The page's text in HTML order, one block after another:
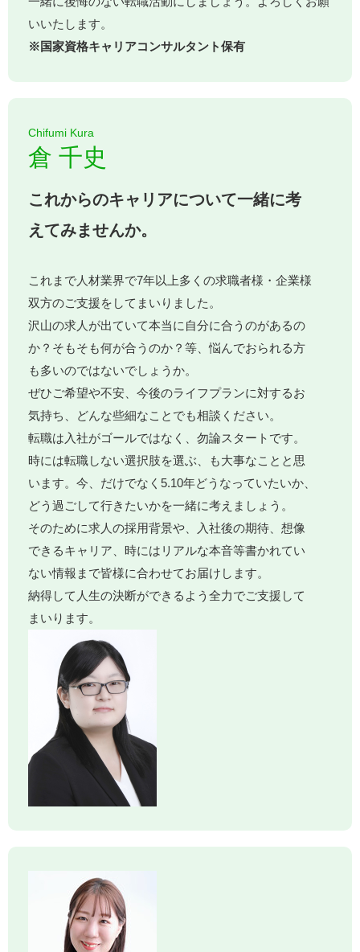
いいたします。
※国家資格キャリアコンサルタント保有
Chifumi Kura
倉 千史
これからのキャリアについて一緒に考
えてみませんか。
これまで人材業界で7年以上多くの求職者様・企業様
双方のご支援をしてまいりました。
沢山の求人が出ていて本当に自分に合うのがあるの
か？そもそも何が合うのか？等、悩んでおられる方
も多いのではないでしょうか。
ぜひご希望や不安、今後のライフプランに対するお
気持ち、どんな些細なことでも相談ください。
転職は入社がゴールではなく、勿論スタートです。
時には転職しない選択肢を選ぶ、も大事なことと思
います。今、だけでなく5.10年どうなっていたいか、
どう過ごして行きたいかを一緒に考えましょう。
そのために求人の採用背景や、入社後の期待、想像
できるキャリア、時にはリアルな本音等書かれてい
ない情報まで皆様に合わせてお届けします。
納得して人生の決断ができるよう全力でご支援して
まいります。